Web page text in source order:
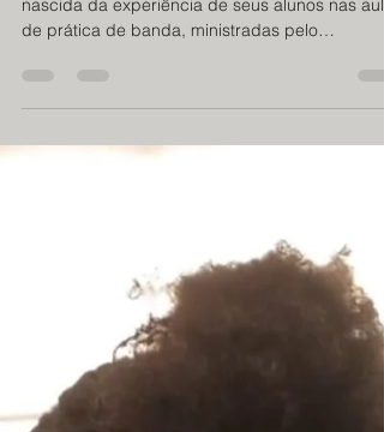
Alunos do Anelo
autoral
O Instituto Anelo, lançou mais uma música